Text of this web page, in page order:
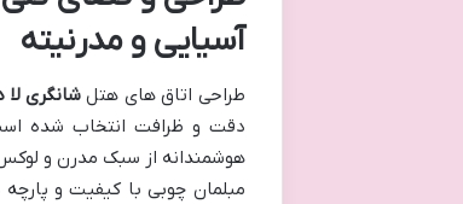
آسیایی و مدرنیته
طراحی اتاق های هتلشانگری لا
دقت و ظرافت انتخاب شده
هوشمندانه از سبک مدرن و
مبلمان چوبی با کیفیت و